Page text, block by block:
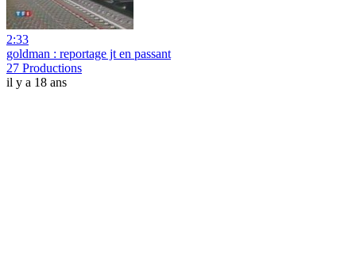
2:33
goldman : reportage jt en passant
27 Productions
il y a 18 ans